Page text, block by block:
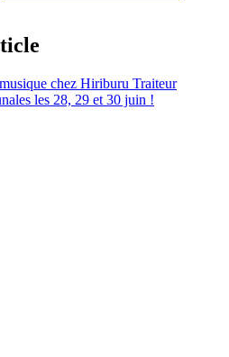
chez Hiriburu Traiteur
les 28, 29 et 30 juin !